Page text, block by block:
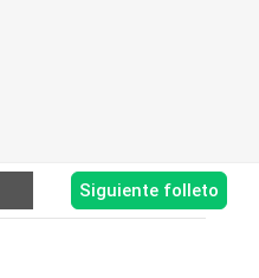
Siguiente folleto